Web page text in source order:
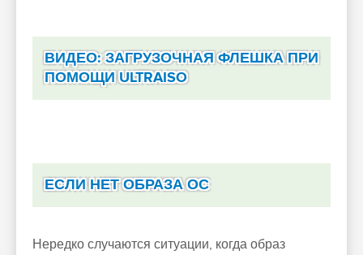
ВИДЕО: ЗАГРУЗОЧНАЯ ФЛЕШКА ПРИ
ПОМОЩИ ULTRAISO
ЕСЛИ НЕТ ОБРАЗА ОС
Нередко случаются ситуации, когда образ